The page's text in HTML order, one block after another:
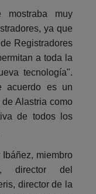
muy
ya que
Registradores
a toda la
tecnología".
acuerdo es un
Alastria como
de todos los
miembro
director del
director de la